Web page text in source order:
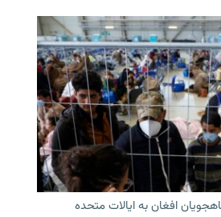
افغان به ایالات متحده